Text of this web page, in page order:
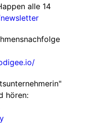
alle 14
hören: